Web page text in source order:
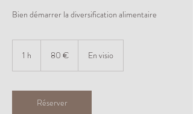
Bien démarrer la diversification alimentaire
1 h 80 € En visio
Réserver